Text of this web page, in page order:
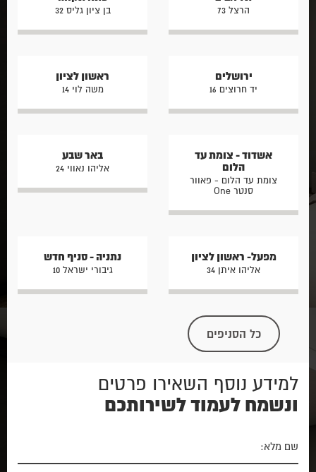
הרצל 73 בן ציון גליס 32
ירושלים
יד חרוצים 16
ראשון לציון
משה לוי 14
אשדוד - צומת עד
הלום
צומת עד הלום - פאוור
סנטר One
באר שבע
אליהו נאווי 24
מפעל- ראשון לציון
אליהו איתן 34
נתניה - סניף חדש
גיבורי ישראל 10
כל הסניפים
למידע נוסף השאירו פרטים
ונשמח לעמוד לשירותכם